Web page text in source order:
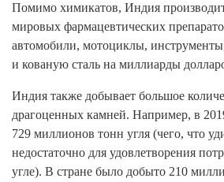
Помимо химикатов, Индия
мировых фармацевтических
автомобили, мотоциклы,
и кованую сталь на миллиарды
Индия также добывает большое
драгоценных камней. Например, в
729 миллионов тонн угля (чего, что
недостаточно для удовлетворения
угле). В стране было добыто 210